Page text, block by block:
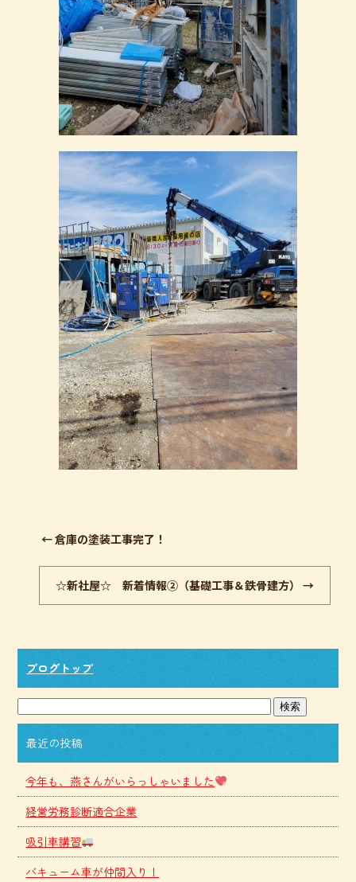
←倉庫の塗装工事完了！
☆新社屋☆ 新着情報②（基礎工事＆鉄骨建方） →
ブログトップ
最近の投稿
今年も、燕さんがいらっしゃいました
経営労務診断適合企業
吸引車講習
バキューム車が仲間入り！